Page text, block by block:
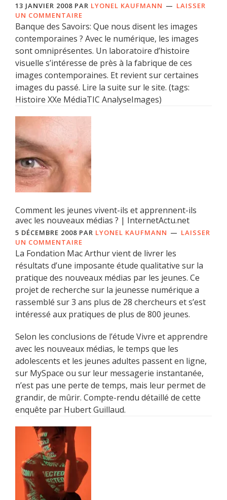
13 JANVIER 2008 PAR LYONEL KAUFMANN
LAISSER
UN COMMENTAIRE
Banque des Savoirs: Que nous disent les images
contemporaines ? Avec le numérique, les images
sont omniprésentes. Un laboratoire d’histoire
visuelle s’intéresse de près à la fabrique de ces
images contemporaines. Et revient sur certaines
images du passé. Lire la suite sur le site. (tags:
Histoire XXe MédiaTIC AnalyseImages)
Comment les jeunes vivent-ils et apprennent-ils
avec les nouveaux médias ? | InternetActu.net
5 DÉCEMBRE 2008 PAR LYONEL KAUFMANN
LAISSER
UN COMMENTAIRE
La Fondation Mac Arthur vient de livrer les
résultats d’une imposante étude qualitative sur la
pratique des nouveaux médias par les jeunes. Ce
projet de recherche sur la jeunesse numérique a
rassemblé sur 3 ans plus de 28 chercheurs et s’est
intéressé aux pratiques de plus de 800 jeunes.
Selon les conclusions de l’étude Vivre et apprendre
avec les nouveaux médias, le temps que les
adolescents et les jeunes adultes passent en ligne,
sur MySpace ou sur leur messagerie instantanée,
n’est pas une perte de temps, mais leur permet de
grandir, de mûrir. Compte-rendu détaillé de cette
enquête par Hubert Guillaud.